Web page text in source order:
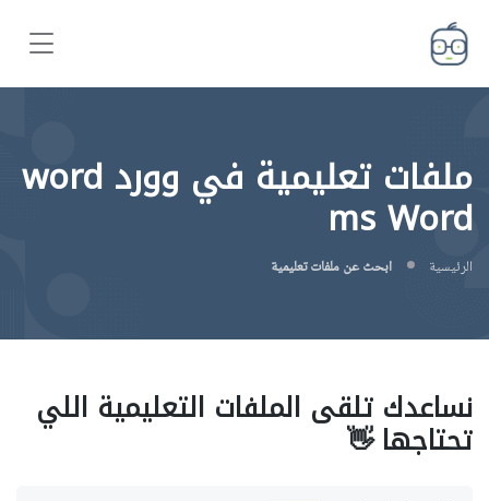
ملفات تعليمية في وورد word
ms Word
الرئيسية ابحث عن ملفات تعليمية
نساعدك تلقى الملفات التعليمية اللي
تحتاجها 👋